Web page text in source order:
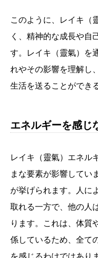
このように、レイキ（
く、精神的な成長や自
す。レイキ（靈氣）を
れやその影響を理解し
生活を送ることができ
エネルギーを感じ
レイキ（靈氣）エネル
まな要素が影響してい
が挙げられます。人に
取れる一方で、他の人
ります。これは、体質
係しているため、全て
を感じるわけではあり